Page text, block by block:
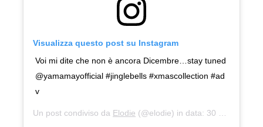
Visualizza questo post su Instagram
Voi mi dite che non è ancora Dicembre…stay tuned
@yamamayofficial #jinglebells #xmascollection #ad
v
Un post condiviso da Elodie (@elodie) in data: 30 Nov 2019 alle ore 5:34 PST